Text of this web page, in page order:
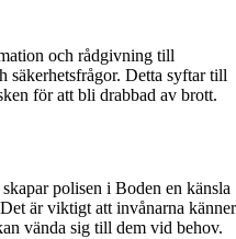
och rådgivning till
säkerhetsfrågor. Detta syftar till
för att bli drabbad av brott.
polisen i Boden en känsla
är viktigt att invånarna känner
vända sig till dem vid behov.